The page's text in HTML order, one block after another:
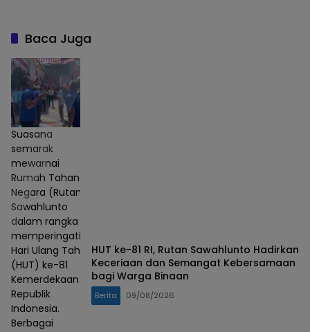
Baca Juga
Suasana
semarak
mewarnai
Rumah Tahanan
Negara (Rutan)
Sawahlunto
dalam rangka
memperingati
Hari Ulang Tahun
(HUT) ke-81
Kemerdekaan
Republik
Indonesia.
Berbagai
HUT ke-81 RI, Rutan Sawahlunto Hadirkan
Keceriaan dan Semangat Kebersamaan
bagi Warga Binaan
Berita 09/08/2026